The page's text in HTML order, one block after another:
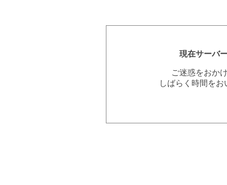
現在サーバ
ご迷惑をおか
しばらく時間を